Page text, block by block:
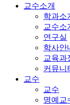
교수소개
학과소
교수소
연구실
학사안
교육과
커뮤니
교수
교수
명예교